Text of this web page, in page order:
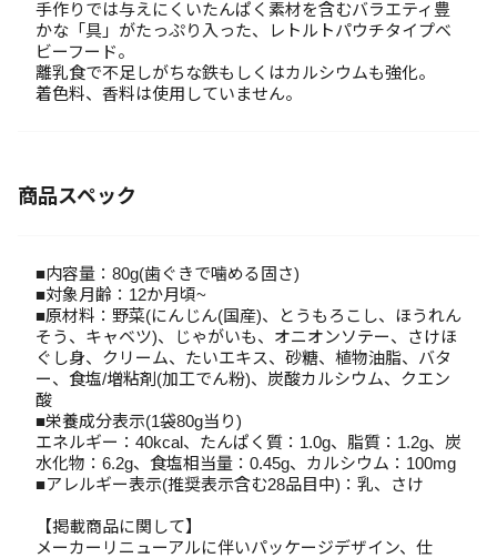
手作りでは与えにくいたんぱく素材を含むバラエティ豊
かな「具」がたっぷり入った、レトルトパウチタイプベ
ビーフード。
離乳食で不足しがちな鉄もしくはカルシウムも強化。
着色料、香料は使用していません。
商品スペック
■内容量：80g(歯ぐきで噛める固さ)
■対象月齢：12か月頃~
■原材料：野菜(にんじん(国産)、とうもろこし、ほうれん
そう、キャベツ)、じゃがいも、オニオンソテー、さけほ
ぐし身、クリーム、たいエキス、砂糖、植物油脂、バタ
ー、食塩/増粘剤(加工でん粉)、炭酸カルシウム、クエン
酸
■栄養成分表示(1袋80g当り)
エネルギー：40kcal、たんぱく質：1.0g、脂質：1.2g、炭
水化物：6.2g、食塩相当量：0.45g、カルシウム：100mg
■アレルギー表示(推奨表示含む28品目中)：乳、さけ
【掲載商品に関して】
メーカーリニューアルに伴いパッケージデザイン、仕